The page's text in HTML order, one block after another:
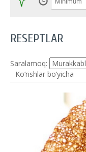
RESEPTLAR
Saralamoq:
Ko‘rishlar bo‘yicha